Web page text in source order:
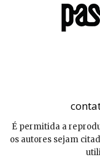
É permitida a
os autores sejam